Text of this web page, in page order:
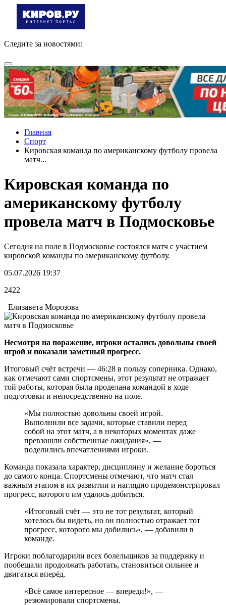
Следите за новостями:
Главная
Спорт
Кировская команда по американскому футболу провела
матч...
Кировская команда по
американскому футболу
провела матч в Подмосковье
Сегодня на поле в Подмосковье состоялся матч с участием
кировской команды по американскому футболу.
05.07.2026 19:37
2422
Елизавета Морозова
Несмотря на поражение, игроки остались довольны своей
игрой и показали заметный прогресс.
Итоговый счёт встречи — 46:28 в пользу соперника. Однако,
как отмечают сами спортсмены, этот результат не отражает
той работы, которая была проделана командой в ходе
подготовки и непосредственно на поле.
«Мы полностью довольны своей игрой.
Выполнили все задачи, которые ставили перед
собой на этот матч, а в некоторых моментах даже
превзошли собственные ожидания», —
поделились впечатлениями игроки.
Команда показала характер, дисциплину и желание бороться
до самого конца. Спортсмены отмечают, что матч стал
важным этапом в их развитии и наглядно продемонстрировал
прогресс, которого им удалось добиться.
«Итоговый счёт — это не тот результат, который
хотелось бы видеть, но он полностью отражает тот
прогресс, которого мы добились», — добавили в
команде.
Игроки поблагодарили всех болельщиков за поддержку и
пообещали продолжать работать, становиться сильнее и
двигаться вперёд.
«Всё самое интересное — впереди!», —
резюмировали спортсмены.